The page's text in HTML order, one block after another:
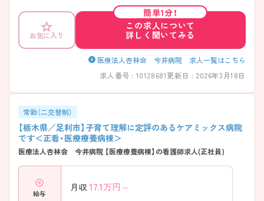
味がございましたらお気軽にお問い合わせくださいませ♪
お気に入り
簡単1分！
この求人について
詳しく聞いてみる
医療法人杏林会 今井病院 求人一覧はこちら
求人番号 : 10128681更新日 : 2026年3月18日
常勤（二交替制）
【栃木県／足利市】子育て理解に定評のあるケアミックス病院
です＜正看・医療療養病棟＞
医療法人杏林会 今井病院 【医療療養病棟】の看護師求人(正社員)
給与
月収 17.1万円～